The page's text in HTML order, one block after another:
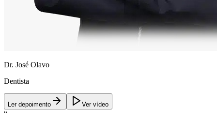
Dr. José Olavo
Dentista
Ler depoimento Ver vídeo
“